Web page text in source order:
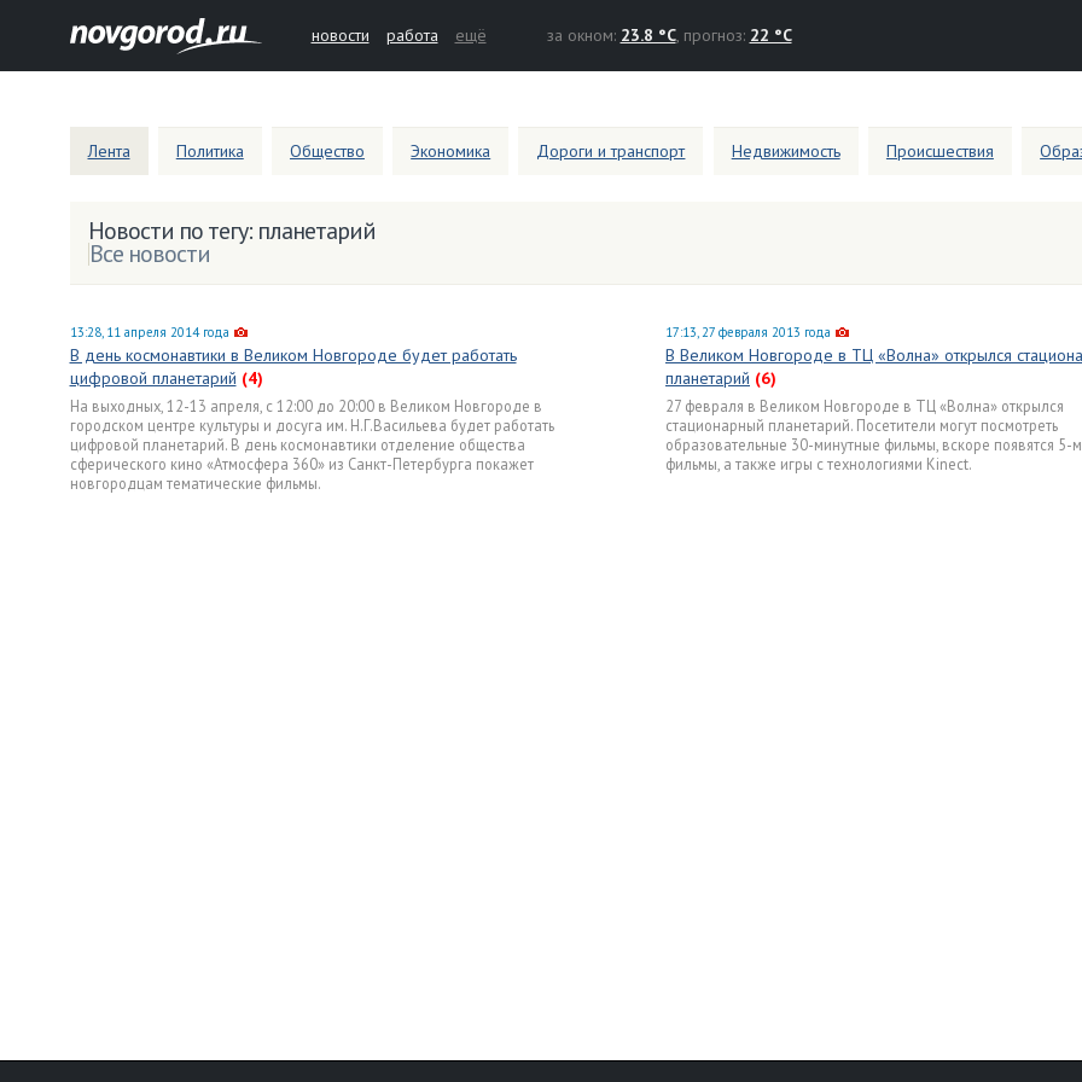
новости работа ещё за окном: 23.8 °C, прогноз: 22 °C
Лента Политика Общество Экономика Дороги и транспорт Недвижимость Происшествия
Новости по тегу: планетарий
Все новости
13:28, 11 апреля 2014 года
В день космонавтики в Великом Новгороде будет работать
цифровой планетарий (4)
На выходных, 12-13 апреля, с 12:00 до 20:00 в Великом Новгороде в
городском центре культуры и досуга им. Н.Г.Васильева будет работать
цифровой планетарий. В день космонавтики отделение общества
сферического кино «Атмосфера 360» из Санкт-Петербурга покажет
новгородцам тематические фильмы.
17:13, 27 февраля 2013 года
В Великом Новгороде в ТЦ «Волна» открылся
планетарий (6)
27 февраля в Великом Новгороде в ТЦ «Волна» открылся
стационарный планетарий. Посетители могут посмотреть
образовательные 30-минутные фильмы, вскоре появятся 5-
фильмы, а также игры с технологиями Kinect.